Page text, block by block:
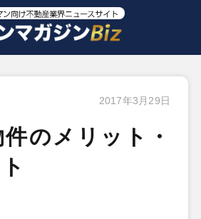
2017年3月29日
のメリット・